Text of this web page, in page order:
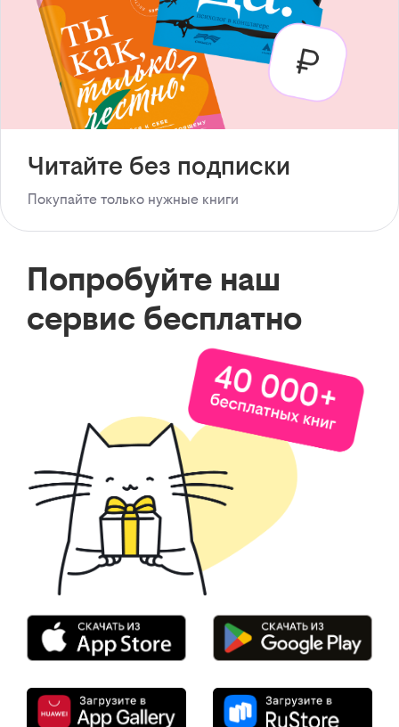
Читайте без подписки
Покупайте только нужные книги
Попробуйте наш
сервис бесплатно